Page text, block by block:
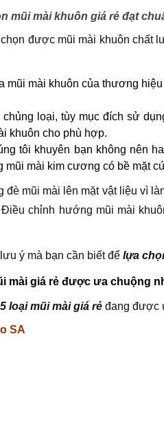
mũi mài khuôn giá rẻ đạt
được mũi mài khuôn chất
mũi mài khuôn của thương
chủng loại, tùy mục đích sử
khuôn cho phù hợp.
tôi khuyên bạn không nên
mũi mài kim cương có bề mặt
đè mũi mài lên mặt vật liệu vì
Điều chỉnh hướng mũi mài
ý mà bạn cần biết để lựa
mài giá rẻ được ưa chuộng
5 loại mũi mài giá rẻ đang được
SA